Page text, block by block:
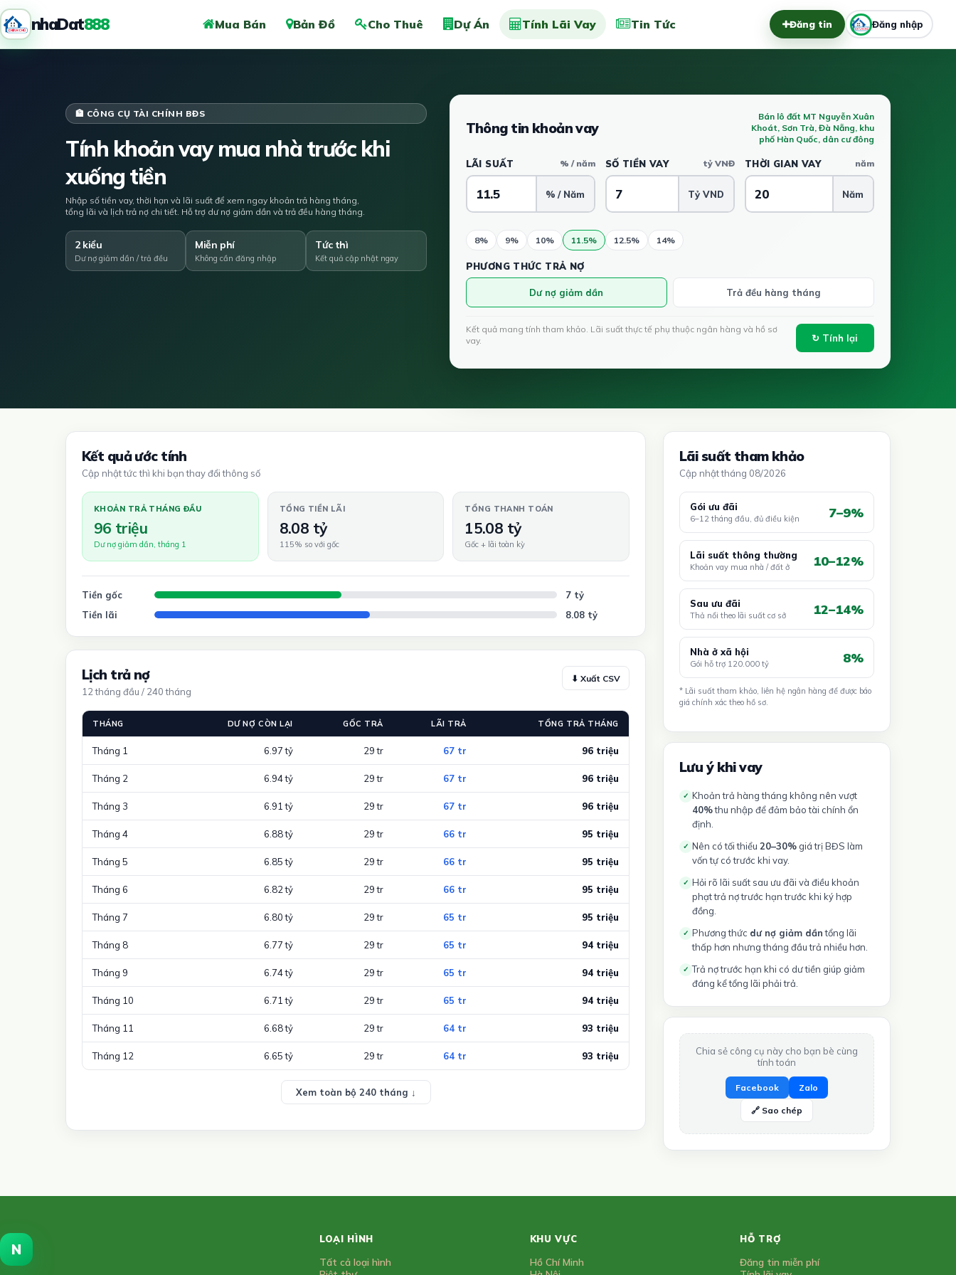
nhaDat888 Mua Bán Bản Đồ Cho Thuê Dự Án Tính Lãi Vay Tin Tức Đăng tin Đăng nhập
🏦 CÔNG CỤ TÀI CHÍNH BĐS
Tính khoản vay mua nhà trước khi
xuống tiền
Nhập số tiền vay, thời hạn và lãi suất để xem ngay khoản trả hàng tháng,
tổng lãi và lịch trả nợ chi tiết. Hỗ trợ dư nợ giảm dần và trả đều hàng tháng.
2 kiểu
Dư nợ giảm dần / trả đều
Miễn phí
Không cần đăng nhập
Tức thì
Kết quả cập nhật ngay
Thông tin khoản vay
Bán lô đất MT Nguyễn Xuân
Khoát, Sơn Trà, Đà Nẵng, khu
phố Hàn Quốc, dân cư đông
LÃI SUẤT % / năm
% / Năm
SỐ TIỀN VAY tỷ VNĐ
Tỷ VND
THỜI GIAN VAY năm
Năm
8% 9% 10% 11.5% 12.5% 14%
PHƯƠNG THỨC TRẢ NỢ
Dư nợ giảm dần Trả đều hàng tháng
Kết quả mang tính tham khảo. Lãi suất thực tế phụ thuộc ngân hàng và hồ sơ
vay.
↻ Tính lại
Kết quả ước tính
Cập nhật tức thì khi bạn thay đổi thông số
KHOẢN TRẢ THÁNG ĐẦU
96 triệu
Dư nợ giảm dần, tháng 1
TỔNG TIỀN LÃI
8.08 tỷ
115% so với gốc
TỔNG THANH TOÁN
15.08 tỷ
Gốc + lãi toàn kỳ
Tiền gốc
7 tỷ
Tiền lãi
8.08 tỷ
Lịch trả nợ
12 tháng đầu / 240 tháng
⬇ Xuất CSV
THÁNG DƯ NỢ CÒN LẠI GỐC TRẢ LÃI TRẢ TỔNG TRẢ THÁNG
Tháng 1 6.97 tỷ 29 tr 67 tr 96 triệu
Tháng 2 6.94 tỷ 29 tr 67 tr 96 triệu
Tháng 3 6.91 tỷ 29 tr 67 tr 96 triệu
Tháng 4 6.88 tỷ 29 tr 66 tr 95 triệu
Tháng 5 6.85 tỷ 29 tr 66 tr 95 triệu
Tháng 6 6.82 tỷ 29 tr 66 tr 95 triệu
Tháng 7 6.80 tỷ 29 tr 65 tr 95 triệu
Tháng 8 6.77 tỷ 29 tr 65 tr 94 triệu
Tháng 9 6.74 tỷ 29 tr 65 tr 94 triệu
Tháng 10 6.71 tỷ 29 tr 65 tr 94 triệu
Tháng 11 6.68 tỷ 29 tr 64 tr 93 triệu
Tháng 12 6.65 tỷ 29 tr 64 tr 93 triệu
Xem toàn bộ 240 tháng ↓
Lãi suất tham khảo
Cập nhật tháng 08/2026
Gói ưu đãi
6–12 tháng đầu, đủ điều kiện 7–9%
Lãi suất thông thường
Khoản vay mua nhà / đất ở 10–12%
Sau ưu đãi
Thả nổi theo lãi suất cơ sở 12–14%
Nhà ở xã hội
Gói hỗ trợ 120.000 tỷ 8%
* Lãi suất tham khảo, liên hệ ngân hàng để được báo
giá chính xác theo hồ sơ.
Lưu ý khi vay
✓ Khoản trả hàng tháng không nên vượt
40%thu nhập để đảm bảo tài chính ổn
định.
✓ Nên có tối thiểu 20–30% giá trị BĐS làm
vốn tự có trước khi vay.
✓ Hỏi rõ lãi suất sau ưu đãi và điều khoản
phạt trả nợ trước hạn trước khi ký hợp
đồng.
✓ Phương thức dư nợ giảm dầntổng lãi
thấp hơn nhưng tháng đầu trả nhiều hơn.
✓ Trả nợ trước hạn khi có dư tiền giúp giảm
đáng kể tổng lãi phải trả.
Chia sẻ công cụ này cho bạn bè cùng
tính toán
Facebook Zalo
🔗 Sao chép
N
LOẠI HÌNH
Tất cả loại hình
KHU VỰC
Hồ Chí Minh
HỖ TRỢ
Đăng tin miễn phí